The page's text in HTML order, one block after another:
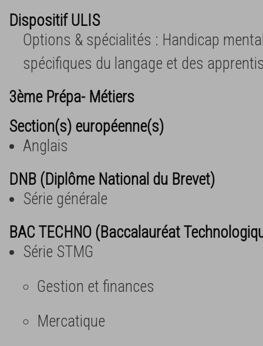
Dispositif ULIS
Options & spécialités : Handicap
spécifiques du langage et des
3ème Prépa- Métiers
Section(s) européenne(s)
Anglais
DNB (Diplôme National du Brevet)
Série générale
BAC TECHNO (Baccalauréat
Série STMG
Gestion et finances
Mercatique